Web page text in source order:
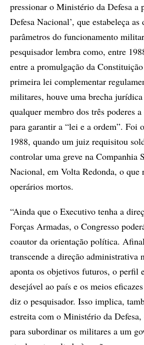
pressionar o Ministério da Defesa a
Defesa Nacional’, que estabeleça
parâmetros do funcionamento
pesquisador lembra como, entre
entre a promulgação da
primeira lei complementar
militares, houve uma brecha
qualquer membro dos três poderes
para garantir a “lei e a ordem”. Foi
1988, quando um juiz requisitou
controlar uma greve na Companhia
Nacional, em Volta Redonda, o que
operários mortos.
“Ainda que o Executivo tenha a
Forças Armadas, o Congresso
coautor da orientação política.
transcende a direção administrativa
aponta os objetivos futuros, o perfil
desejável ao país e os meios
diz o pesquisador. Isso implica,
estreita com o Ministério da
para subordinar os militares a um